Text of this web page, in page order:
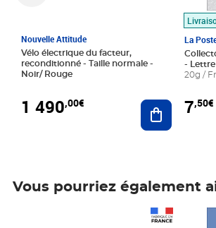
Nouvelle Attitude
Vélo électrique du facteur,
reconditionné - Taille normale -
Noir/ Rouge
1 490,00€ Ajouter au
La
-
20g /
7,50€
Vous pourriez également
Prix